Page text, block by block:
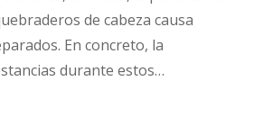
de cabeza causa
En concreto, la
durante estos…